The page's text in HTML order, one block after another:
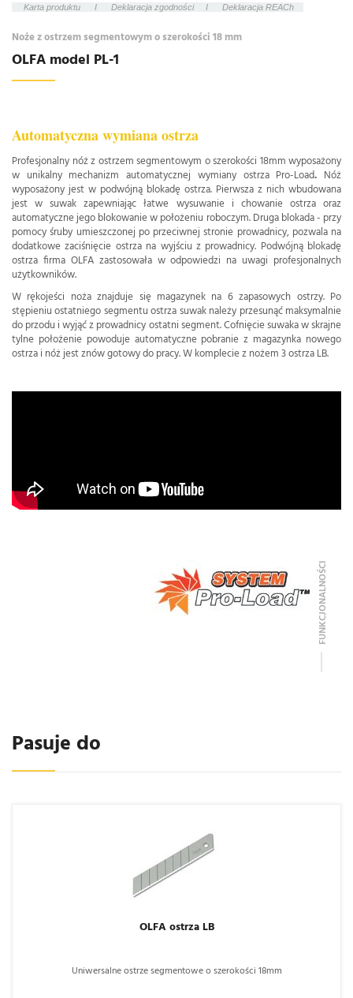
Karta produktu I Deklaracja zgodności I Deklaracja REACh
Noże z ostrzem segmentowym o szerokości 18 mm
OLFA model PL-1
Automatyczna wymiana ostrza
Profesjonalny nóż z ostrzem segmentowym o szerokości 18mm wyposażony
w unikalny mechanizm automatycznej wymiany ostrza Pro-Load. Nóż
wyposażony jest w podwójną blokadę ostrza. Pierwsza z nich wbudowana
jest w suwak zapewniając łatwe wysuwanie i chowanie ostrza oraz
automatyczne jego blokowanie w położeniu roboczym. Druga blokada - przy
pomocy śruby umieszczonej po przeciwnej stronie prowadnicy, pozwala na
dodatkowe zaciśnięcie ostrza na wyjściu z prowadnicy. Podwójną blokadę
ostrza firma OLFA zastosowała w odpowiedzi na uwagi profesjonalnych
użytkowników.
W rękojeści noża znajduje się magazynek na 6 zapasowych ostrzy. Po
stępieniu ostatniego segmentu ostrza suwak należy przesunąć maksymalnie
do przodu i wyjąć z prowadnicy ostatni segment. Cofnięcie suwaka w skrajne
tylne położenie powoduje automatyczne pobranie z magazynka nowego
ostrza i nóż jest znów gotowy do pracy. W komplecie z nożem 3 ostrza LB.
FUNKCJONALNOŚCI
Pasuje do
OLFA ostrza LB
Uniwersalne ostrze segmentowe o szerokości 18mm